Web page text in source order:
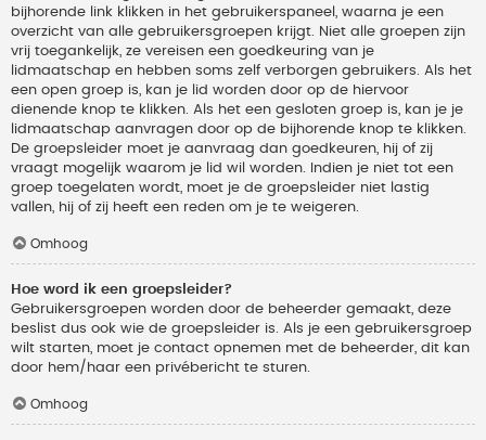
bijhorende link klikken in het gebruikerspaneel, waarna je een
overzicht van alle gebruikersgroepen krijgt. Niet alle groepen zijn
vrij toegankelijk, ze vereisen een goedkeuring van je
lidmaatschap en hebben soms zelf verborgen gebruikers. Als het
een open groep is, kan je lid worden door op de hiervoor
dienende knop te klikken. Als het een gesloten groep is, kan je je
lidmaatschap aanvragen door op de bijhorende knop te klikken.
De groepsleider moet je aanvraag dan goedkeuren, hij of zij
vraagt mogelijk waarom je lid wil worden. Indien je niet tot een
groep toegelaten wordt, moet je de groepsleider niet lastig
vallen, hij of zij heeft een reden om je te weigeren.
Omhoog
Hoe word ik een groepsleider?
Gebruikersgroepen worden door de beheerder gemaakt, deze
beslist dus ook wie de groepsleider is. Als je een gebruikersgroep
wilt starten, moet je contact opnemen met de beheerder, dit kan
door hem/haar een privébericht te sturen.
Omhoog